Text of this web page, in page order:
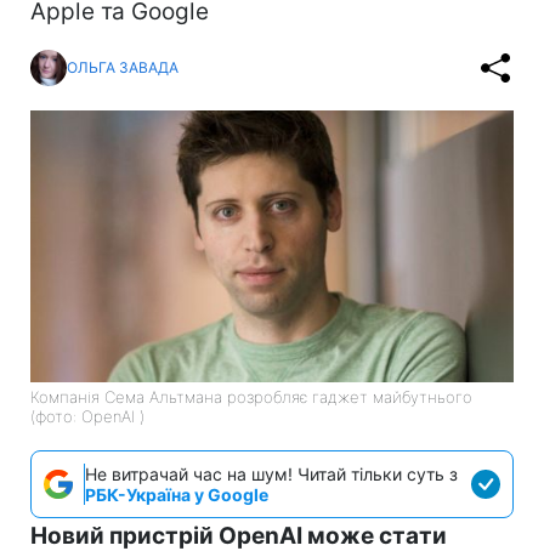
Apple та Google
ОЛЬГА ЗАВАДА
Компанія Сема Альтмана розробляє гаджет майбутнього
(фото: OpenAI )
Не витрачай час на шум! Читай тільки суть з
РБК-Україна у Google
Новий пристрій OpenAI може стати